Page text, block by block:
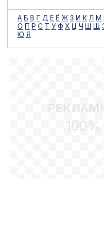
А Б В Г Д Е Ё Ж З И К Л М
О П Р С Т У Ф Х Ц Ч Ш Щ
Ю Я